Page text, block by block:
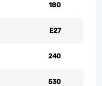
180
Е27
240
530